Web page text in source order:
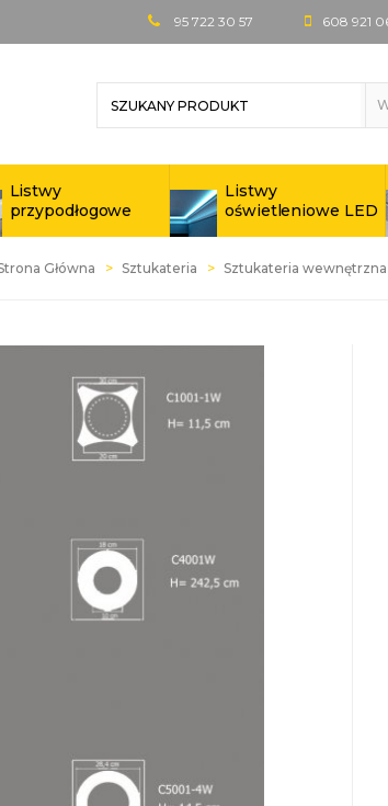
95 722 30 57 608 921
Listwy
przypodłogowe
Listwy
oświetleniowe LED
Główna Sztukateria Sztukateria wewnętrzna